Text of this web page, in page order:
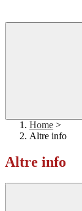
Home >
Altre info
Altre info